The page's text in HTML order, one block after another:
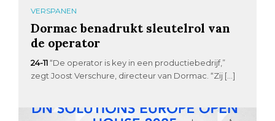
VERSPANEN
Dormac benadrukt sleutelrol van
de operator
24-11 “De operator is key in een productiebedrijf,”
zegt Joost Verschure, directeur van Dormac. “Zij […]